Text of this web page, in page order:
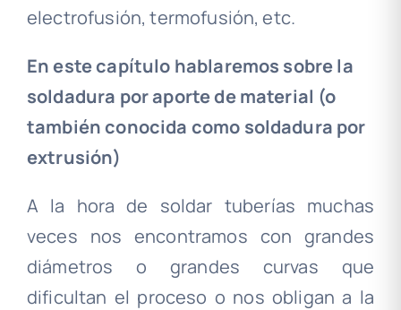
electrofusión, termofusión, etc.
En este capítulo hablaremos sobre la
soldadura por aporte de material (o
también conocida como soldadura por
extrusión)
A la hora de soldar tuberías muchas
veces nos encontramos con grandes
diámetros o grandes curvas que
dificultan el proceso o nos obligan a la